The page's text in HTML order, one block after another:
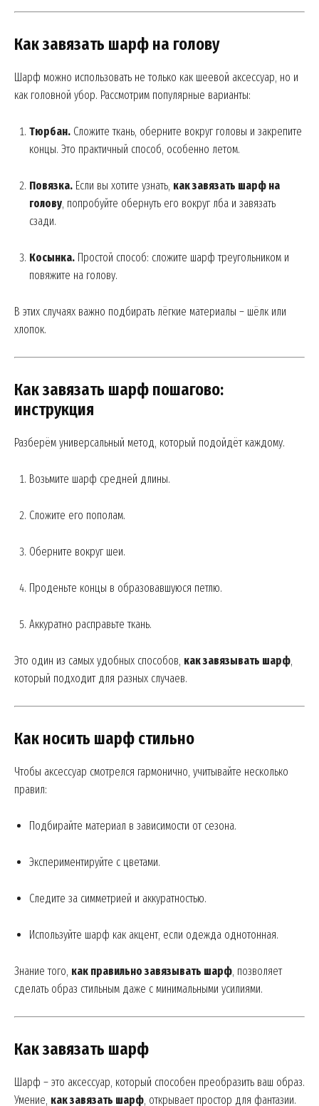
Magazine PRO
Company
Contact us
Как завязать шарф на голову
Шарф можно использовать не только как шеевой аксессуар, но и
как головной убор. Рассмотрим популярные варианты:
Тюрбан. Сложите ткань, оберните вокруг головы и закрепите
концы. Это практичный способ, особенно летом.
Повязка. Если вы хотите узнать, как завязать шарф на
голову , попробуйте обернуть его вокруг лба и завязать
сзади.
Косынка. Простой способ: сложите шарф треугольником и
повяжите на голову.
В этих случаях важно подбирать лёгкие материалы – шёлк или
хлопок.
Как завязать шарф пошагово:
инструкция
Разберём универсальный метод, который подойдёт каждому.
Возьмите шарф средней длины.
Сложите его пополам.
Оберните вокруг шеи.
Проденьте концы в образовавшуюся петлю.
Аккуратно расправьте ткань.
Это один из самых удобных способов, как завязывать шарф
который подходит для разных случаев.
Как носить шарф стильно
Чтобы аксессуар смотрелся гармонично, учитывайте несколько
правил:
Подбирайте материал в зависимости от сезона.
Экспериментируйте с цветами.
Следите за симметрией и аккуратностью.
Используйте шарф как акцент, если одежда однотонная.
Знание того, как правильно завязывать шарф , позволяет
сделать образ стильным даже с минимальными усилиями.
Как завязать шарф
Шарф – это аксессуар, который способен преобразить ваш образ.
Умение, как завязать шарф , открывает простор для фантазии.